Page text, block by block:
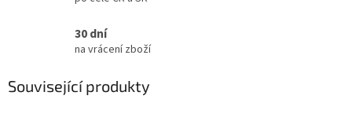
30 dní
na vrácení zboží
Související produkty